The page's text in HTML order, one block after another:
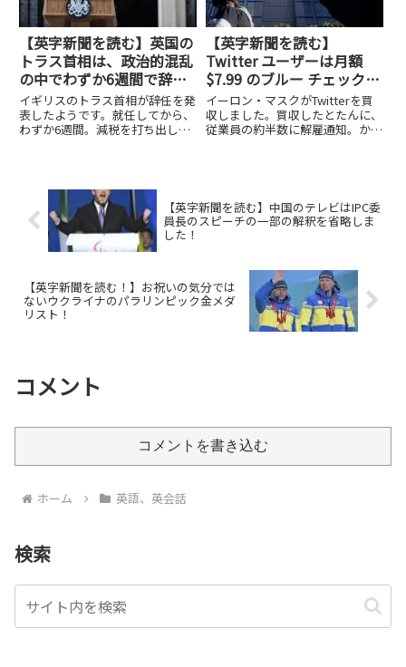
【英字新聞を読む】英国の
トラス首相は、政治的混乱
の中でわずか6週間で辞任
します！
イギリスのトラス首相が辞任を発
表したようです。就任してから、
わずか6週間。減税を打ち出し、
ざん、混乱させた後での辞任。次
の首相は誰になるんでしょう
か？...
【英字新聞を読む】
Twitter ユーザーは月額
$7.99 のブルー チェックを
取得できます！
イーロン・マスクがTwitterを買
収しました。買収したとたんに、
従業員の約半数に解雇通知。かな
公共機関、インフルエ...
【英字新聞を読む】中国のテレビはIPC委
員長のスピーチの一部の解釈を省略しま
した！
【英字新聞を読む！】お祝いの気分では
ないウクライナのパラリンピック金メダ
リスト！
コメント
コメントを書き込む
ホーム 英語、英会話
検索